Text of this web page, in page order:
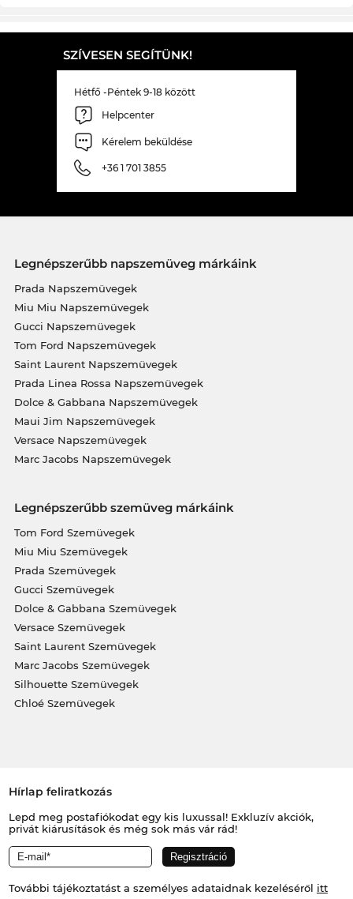
SZÍVESEN SEGÍTÜNK!
Hétfő -Péntek 9-18 között
Helpcenter
Kérelem beküldése
+36 1 701 3855
Legnépszerűbb napszemüveg márkáink
Prada Napszemüvegek
Miu Miu Napszemüvegek
Gucci Napszemüvegek
Tom Ford Napszemüvegek
Saint Laurent Napszemüvegek
Prada Linea Rossa Napszemüvegek
Dolce & Gabbana Napszemüvegek
Maui Jim Napszemüvegek
Versace Napszemüvegek
Marc Jacobs Napszemüvegek
Legnépszerűbb szemüveg márkáink
Tom Ford Szemüvegek
Miu Miu Szemüvegek
Prada Szemüvegek
Gucci Szemüvegek
Dolce & Gabbana Szemüvegek
Versace Szemüvegek
Saint Laurent Szemüvegek
Marc Jacobs Szemüvegek
Silhouette Szemüvegek
Chloé Szemüvegek
Hírlap feliratkozás
Lepd meg postafiókodat egy kis luxussal! Exkluzív akciók,
privát kiárusítások és még sok más vár rád!
További tájékoztatást a személyes adataidnak kezeléséről itt